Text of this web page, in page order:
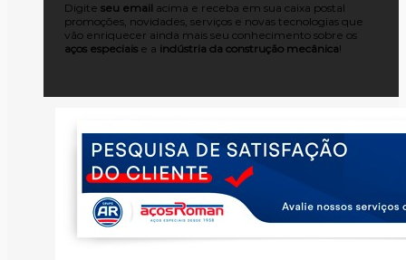
Digite seu email acima e receba em sua caixa postal
promoções, novidades, serviços e novas tecnologias que
vão enriquecer ainda mais seu conhecimento sobre os
aços especiais e a indústria da construção mecânica!